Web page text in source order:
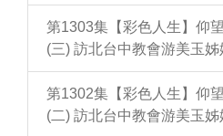
第1303集【彩色人生】仰
(三) 訪北台中教會游美玉姊
第1302集【彩色人生】仰
(二) 訪北台中教會游美玉姊